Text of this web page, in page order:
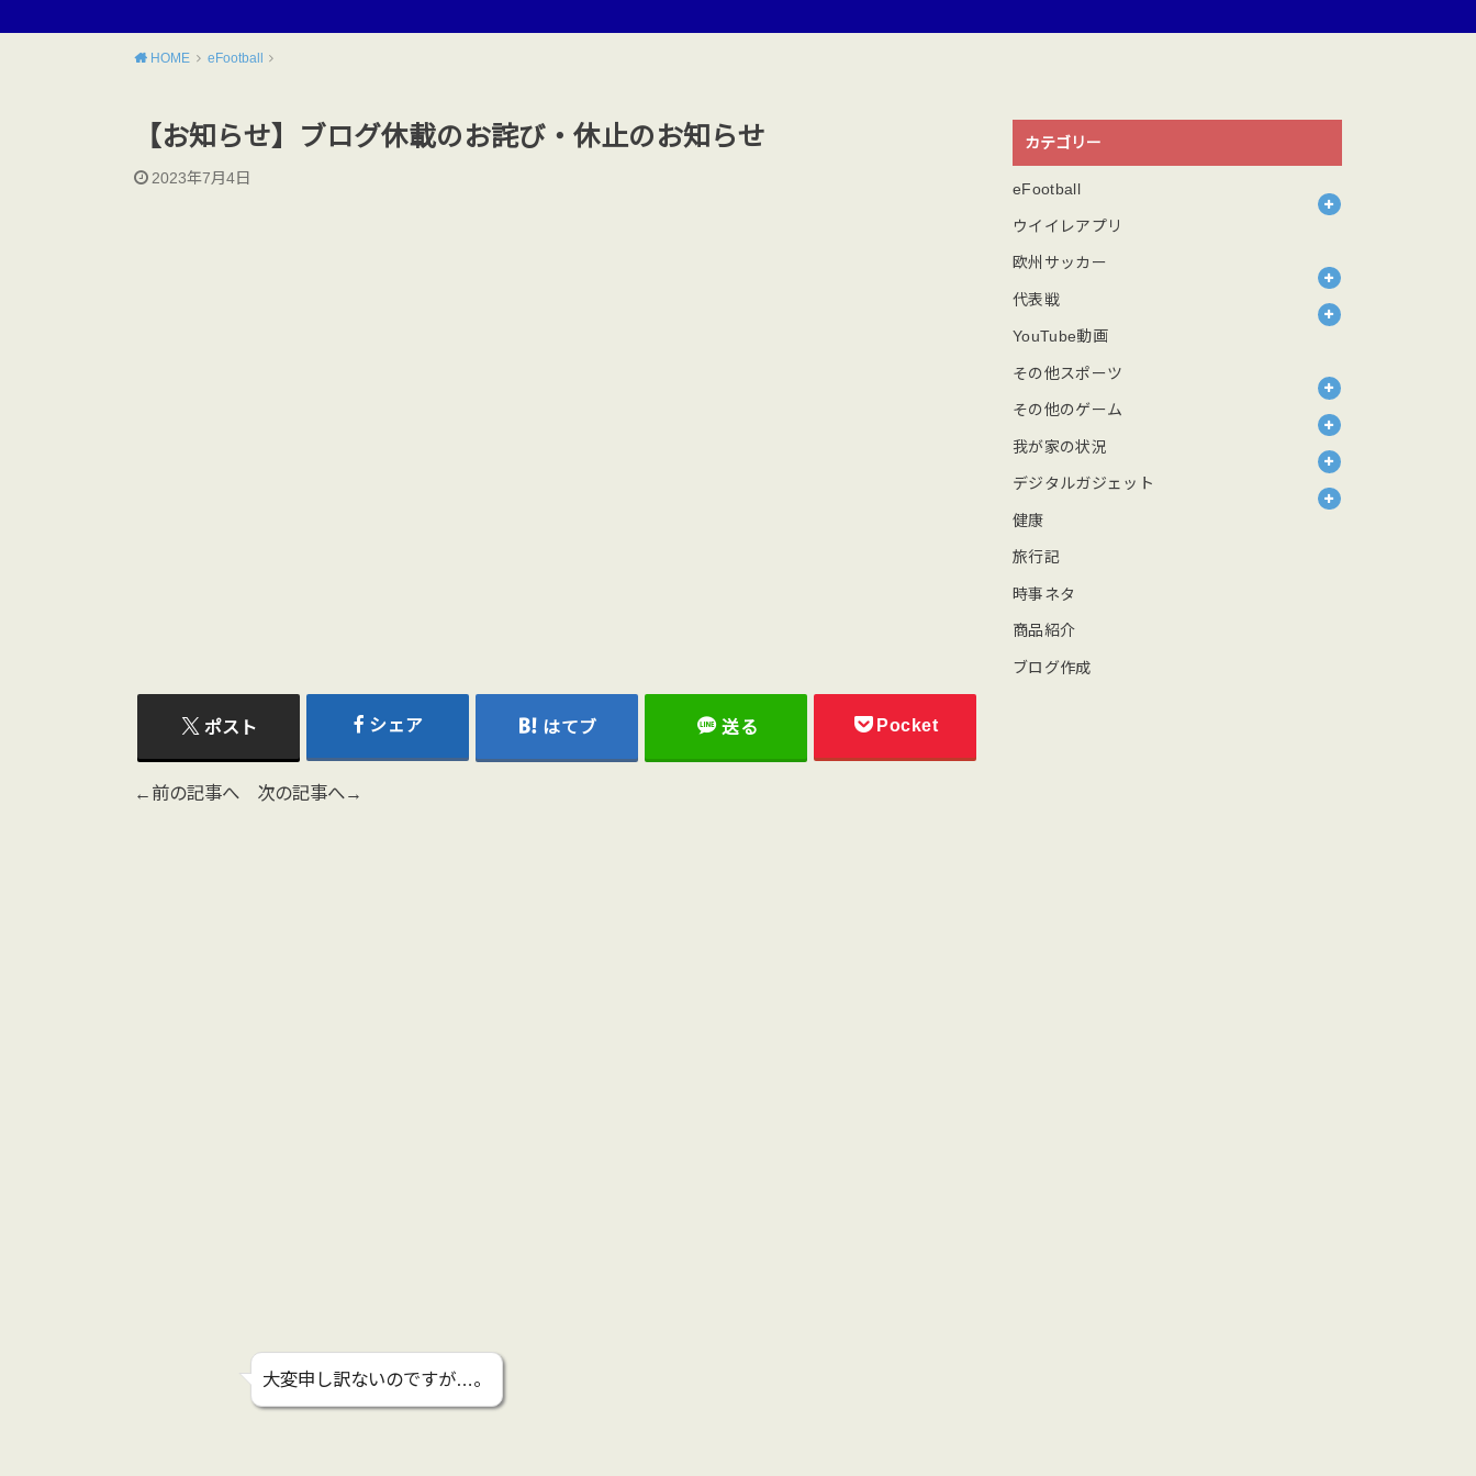
HOME eFootball
【お知らせ】ブログ休載のお詫び・休止のお知らせ
2023年7月4日
ポスト シェア はてブ 送る Pocket
←前の記事へ 次の記事へ→
大変申し訳ないのですが…。
カテゴリー
eFootball
ウイイレアプリ
欧州サッカー
代表戦
YouTube動画
その他スポーツ
その他のゲーム
我が家の状況
デジタルガジェット
健康
旅行記
時事ネタ
商品紹介
ブログ作成